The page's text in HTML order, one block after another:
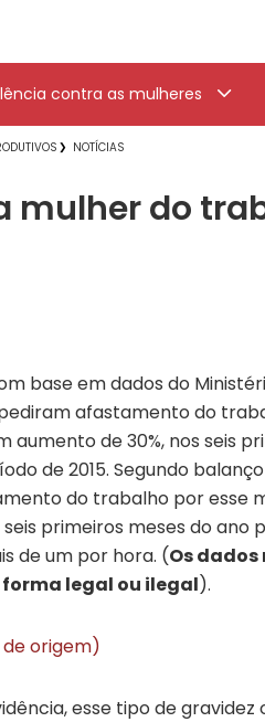
contra as mulheres
NOTÍCIAS
mulher do
base em dados do
afastamento do
de 30%, nos seis
de 2015. Segundo
do trabalho por esse
primeiros meses do ano
de um por hora. (Os
legal ou ilegal).
de origem)
esse tipo de